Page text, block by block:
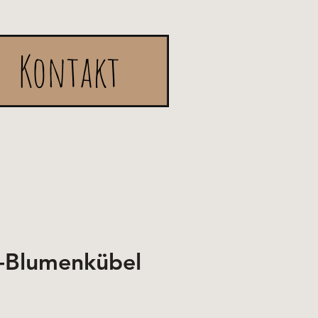
Kontakt
Blumenkübel